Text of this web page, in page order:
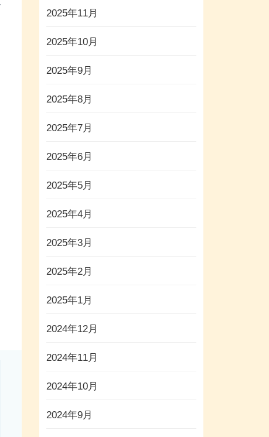
2025年11月
2025年10月
2025年9月
2025年8月
2025年7月
2025年6月
2025年5月
2025年4月
2025年3月
2025年2月
2025年1月
2024年12月
2024年11月
2024年10月
2024年9月